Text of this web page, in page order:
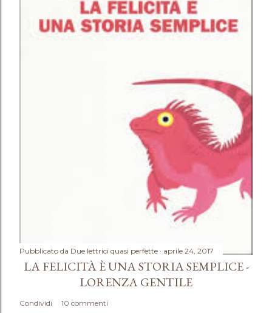
Pubblicato da Due lettrici quasi perfette aprile 24, 2017
LA FELICITÀ È UNA STORIA SEMPLICE -
LORENZA GENTILE
Condividi 10 commenti